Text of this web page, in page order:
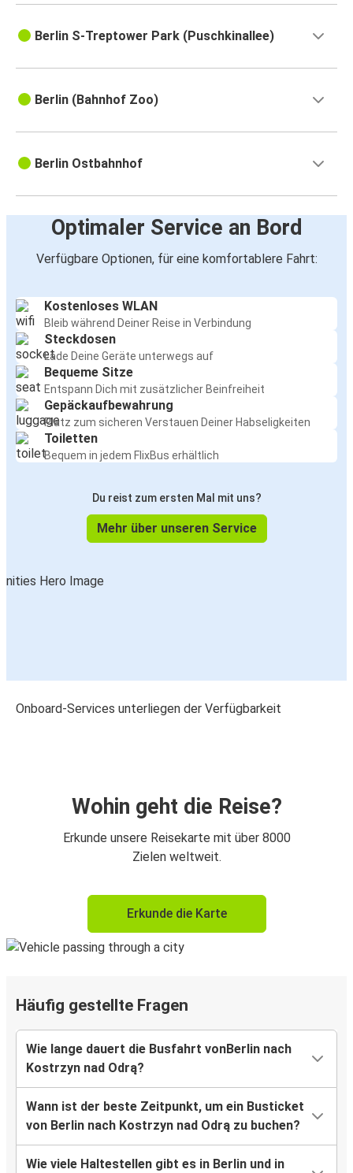
Berlin S-Treptower Park (Puschkinallee)
Berlin (Bahnhof Zoo)
Berlin Ostbahnhof
Optimaler Service an Bord
Verfügbare Optionen, für eine komfortablere Fahrt:
Kostenloses WLAN
Bleib während Deiner Reise in Verbindung
Steckdosen
Lade Deine Geräte unterwegs auf
Bequeme Sitze
Entspann Dich mit zusätzlicher Beinfreiheit
Gepäckaufbewahrung
Platz zum sicheren Verstauen Deiner Habseligkeiten
Toiletten
Bequem in jedem FlixBus erhältlich
Du reist zum ersten Mal mit uns?
Mehr über unseren Service
Onboard-Services unterliegen der Verfügbarkeit
Wohin geht die Reise?
Erkunde unsere Reisekarte mit über 8000
Zielen weltweit.
Erkunde die Karte
Häufig gestellte Fragen
Wie lange dauert die Busfahrt vonBerlin nach
Kostrzyn nad Odrą?
Wann ist der beste Zeitpunkt, um ein Busticket
von Berlin nach Kostrzyn nad Odrą zu buchen?
Wie viele Haltestellen gibt es in Berlin und in